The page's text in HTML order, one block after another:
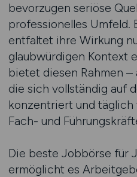
bevorzugen seriöse
professionelles Umfeld.
entfaltet ihre Wirkung
glaubwürdigen Kontext
bietet diesen Rahmen
die sich vollständig auf
konzentriert und
Fach- und
Die beste Jobbörse für
ermöglicht es